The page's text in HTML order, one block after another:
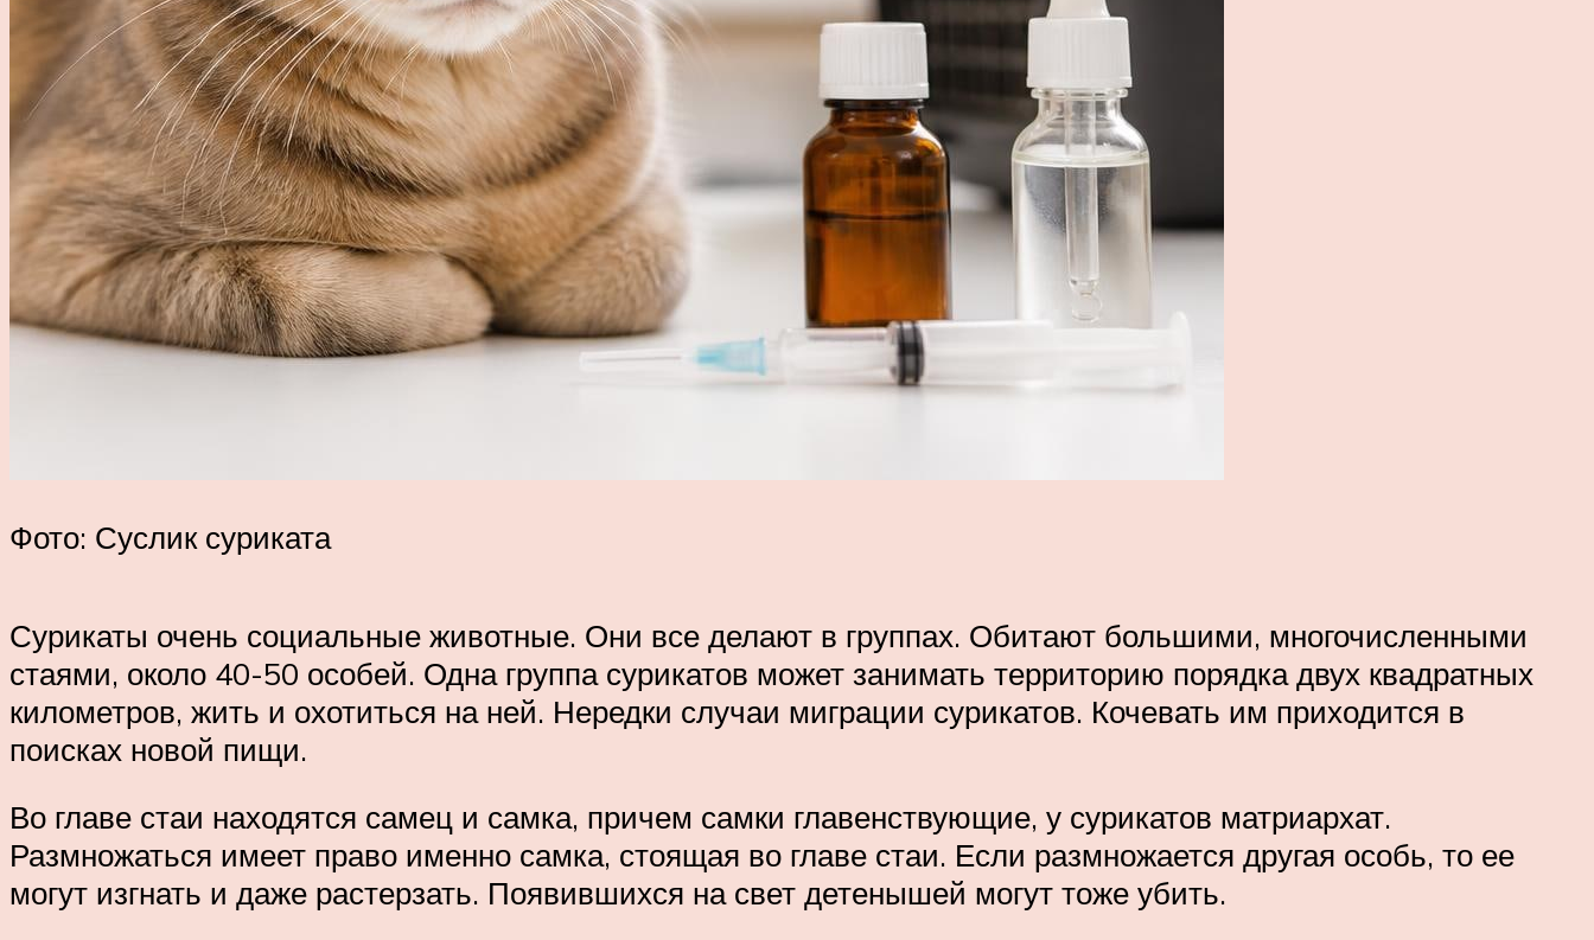
Фото: Суслик суриката
Сурикаты очень социальные животные. Они все делают в группах. Обитают большими, многочисленными
стаями, около 40-50 особей. Одна группа сурикатов может занимать территорию порядка двух квадратных
километров, жить и охотиться на ней. Нередки случаи миграции сурикатов. Кочевать им приходится в
поисках новой пищи.
Во главе стаи находятся самец и самка, причем самки главенствующие, у сурикатов матриархат.
Размножаться имеет право именно самка, стоящая во главе стаи. Если размножается другая особь, то ее
могут изгнать и даже растерзать. Появившихся на свет детенышей могут тоже убить.